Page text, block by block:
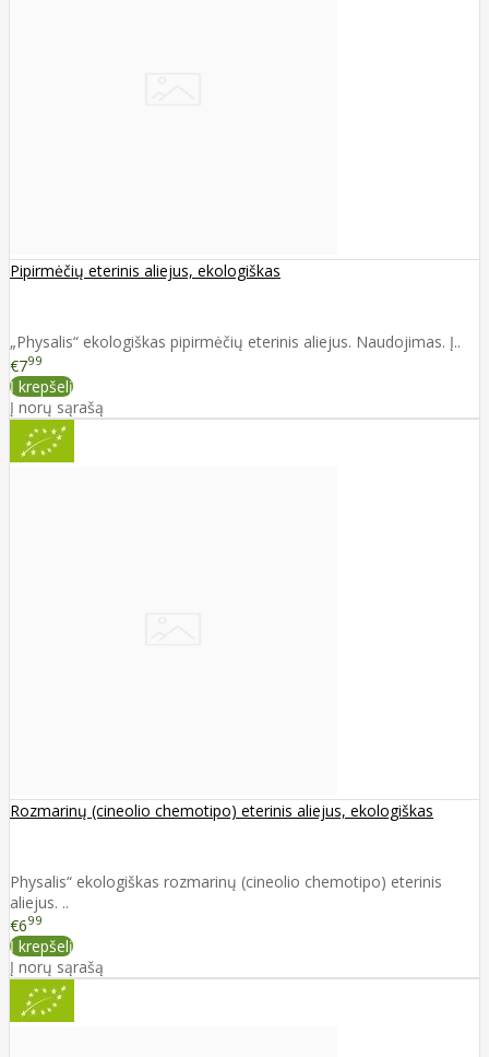
Pipirmėčių eterinis aliejus, ekologiškas
„Physalis“ ekologiškas pipirmėčių eterinis aliejus. Naudojimas. Į..
€799
Į krepšelį
Į norų sąrašą
Rozmarinų (cineolio chemotipo) eterinis aliejus, ekologiškas
Physalis“ ekologiškas rozmarinų (cineolio chemotipo) eterinis
aliejus. ..
€699
Į krepšelį
Į norų sąrašą